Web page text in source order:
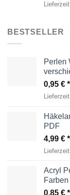
BESTSELLER
Perlen
0,95 €
PDF
4,99 €
Acryl
0,85 €